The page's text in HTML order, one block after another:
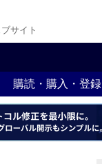
サイト
購読・購入・登録